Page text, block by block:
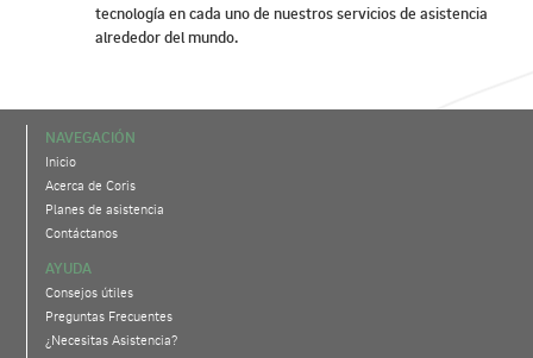
tecnología en cada uno de nuestros servicios de asistencia
alrededor del mundo.
NAVEGACIÓN
Inicio
Acerca de Coris
Planes de asistencia
Contáctanos
AYUDA
Consejos útiles
Preguntas Frecuentes
¿Necesitas Asistencia?